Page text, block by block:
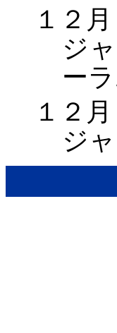
１２
ジ
ー
１２
ジ